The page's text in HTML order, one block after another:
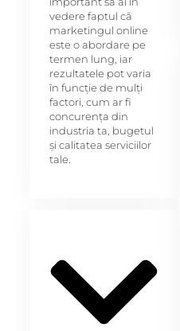
vedere faptul că
marketingul online
este o abordare pe
termen lung, iar
rezultatele pot varia
în funcție de mulți
factori, cum ar fi
concurența din
industria ta, bugetul
și calitatea serviciilor
tale.